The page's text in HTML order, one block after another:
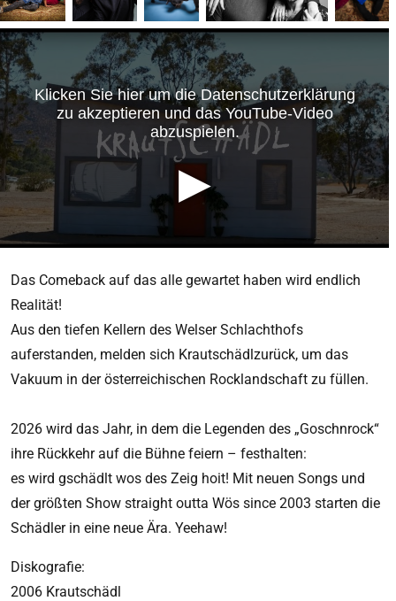
Das Comeback auf das alle gewartet haben wird endlich
Realität!
Aus den tiefen Kellern des Welser Schlachthofs
auferstanden, melden sich Krautschädlzurück, um das
Vakuum in der österreichischen Rocklandschaft zu füllen.
2026 wird das Jahr, in dem die Legenden des „Goschnrock“
ihre Rückkehr auf die Bühne feiern – festhalten:
es wird gschädlt wos des Zeig hoit! Mit neuen Songs und
der größten Show straight outta Wös since 2003 starten die
Schädler in eine neue Ära. Yeehaw!
Diskografie:
2006 Krautschädl